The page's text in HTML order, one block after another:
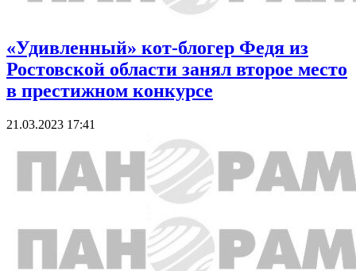
«Удивленный» кот-блогер Федя из
Ростовской области занял второе место
в престижном конкурсе
21.03.2023 17:41